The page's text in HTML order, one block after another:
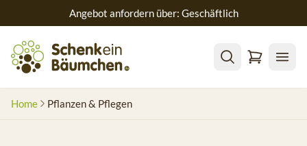
Angebot anfordern über: Geschäftlich
Home Pflanzen & Pflegen